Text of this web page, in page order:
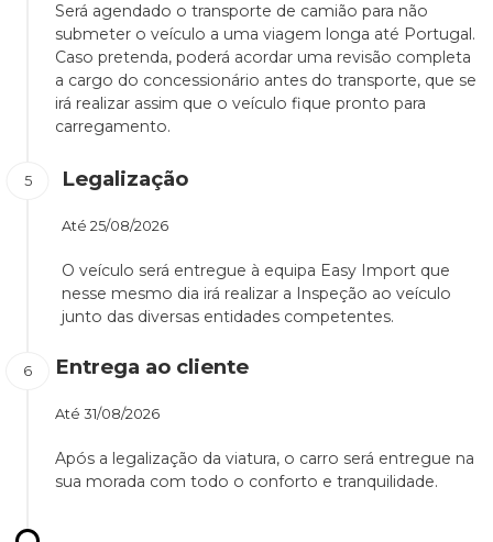
Será agendado o transporte de camião para não
submeter o veículo a uma viagem longa até Portugal.
Caso pretenda, poderá acordar uma revisão completa
a cargo do concessionário antes do transporte, que se
irá realizar assim que o veículo fique pronto para
carregamento.
Legalização
Até 25/08/2026
O veículo será entregue à equipa Easy Import que
nesse mesmo dia irá realizar a Inspeção ao veículo
junto das diversas entidades competentes.
Entrega ao cliente
Até 31/08/2026
Após a legalização da viatura, o carro será entregue na
sua morada com todo o conforto e tranquilidade.